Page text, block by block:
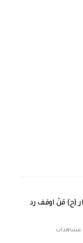
(ج) مَنْ اوقف رد